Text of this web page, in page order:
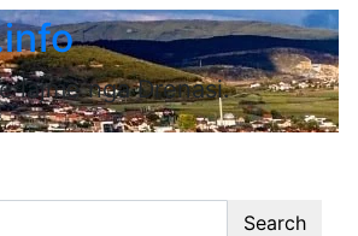
lajme nga Drenasi.
Search